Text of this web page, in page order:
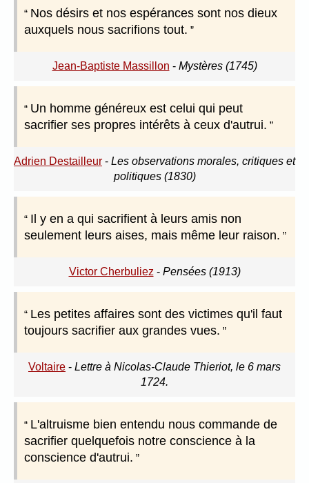
Nos désirs et nos espérances sont nos dieux
auxquels nous sacrifions tout.
Jean-Baptiste Massillon - Mystères (1745)
Un homme généreux est celui qui peut
sacrifier ses propres intérêts à ceux d'autrui.
Adrien Destailleur - Les observations morales, critiques et
politiques (1830)
Il y en a qui sacrifient à leurs amis non
seulement leurs aises, mais même leur raison.
Victor Cherbuliez - Pensées (1913)
Les petites affaires sont des victimes qu'il faut
toujours sacrifier aux grandes vues.
Voltaire - Lettre à Nicolas-Claude Thieriot, le 6 mars
1724.
L'altruisme bien entendu nous commande de
sacrifier quelquefois notre conscience à la
conscience d'autrui.